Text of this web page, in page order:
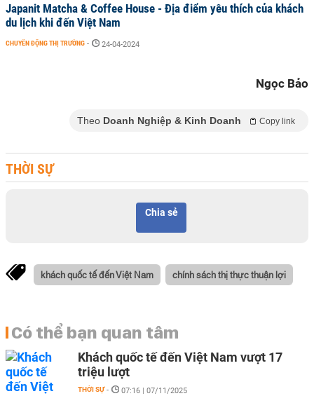
Japanit Matcha & Coffee House - Địa điểm yêu thích của khách
du lịch khi đến Việt Nam
CHUYỂN ĐỘNG THỊ TRƯỜNG - 24-04-2024
Ngọc Bảo
Theo Doanh Nghiệp & Kinh Doanh Copy link
THỜI SỰ
Chia sẻ
khách quốc tế đến Việt Nam chính sách thị thực thuận lợi
Có thể bạn quan tâm
Khách quốc tế đến Việt Nam vượt 17
triệu lượt
THỜI SỰ - 07:16 | 07/11/2025